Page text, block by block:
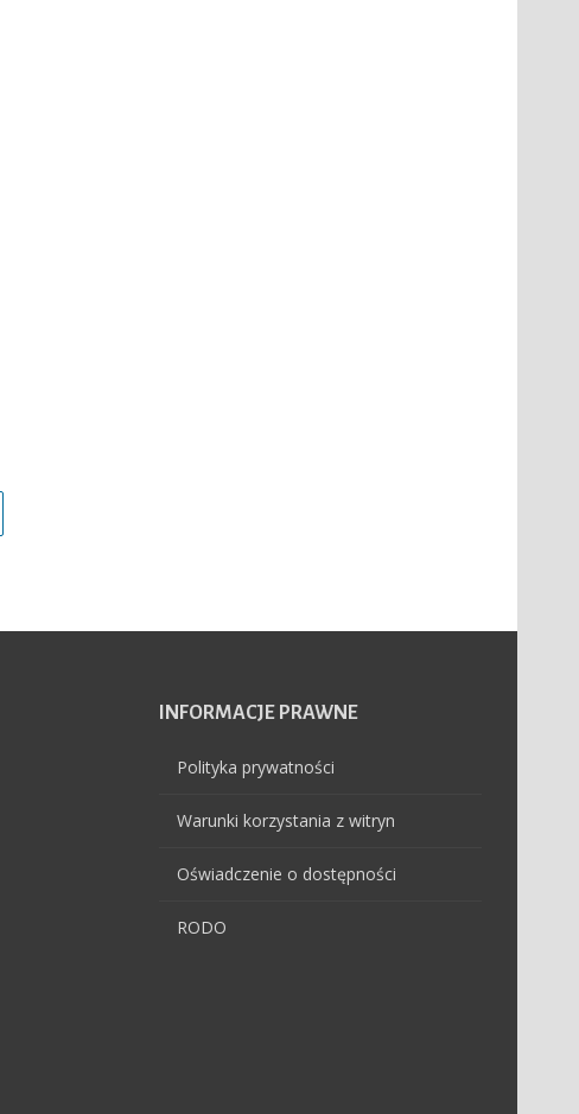
INFORMACJEPRAWNE
Polityka prywatności
Warunki korzystania z witryn
Oświadczenie o dostępności
RODO